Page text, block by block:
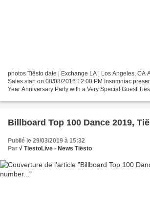
photos Tiësto date | Exchange LA | Los Angeles, CA
Sales start on 08/08/2016 12:00 PM Insomniac
Year Anniversary Party with a Very Special Guest
Billboard Top 100 Dance 2019,
Publié le 29/03/2019 à 15:32
Par √ TiestoLive - News Tiësto